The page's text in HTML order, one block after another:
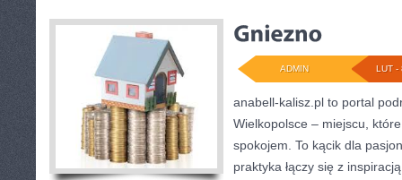
LUT -
ADMIN
anabell-kalisz.pl to portal
Wielkopolsce – miejscu,
spokojem. To kącik dla
praktyka łączy się z